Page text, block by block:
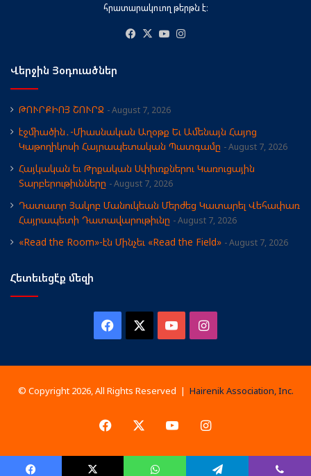
հրատարակուող թերթն է։
Facebook
X YouTube
Վերջին Յօդուածներ
ԹՈՒՐՔԻՈՅ ՇՈՒՐՋ August 7, 2026
էջմիածին․-Միասնական Աղօթք Եւ Ամենայն Հայոց
Կաթողիկոսի Հայրապետական Պատգամը
August 7, 2026
Հայկական եւ Թրքական Սփիւռքներու Կառուցային
Տարբերութիւնները
August 7, 2026
Դատաւոր Յակոբ Մանուկեան Մերժեց Կատարել Վեհափառ
Հայրապետի Դատավարութիւնը
August 7, 2026
«Read the Room»-էն Մինչեւ «Read the Field» August 7, 2026
Հետեւեցէ՛ք մեզի
Facebook YouTubeInstagram
© Copyright 2026, All Rights Reserved | Hairenik Association, Inc.
Facebook YouTubeInstagram